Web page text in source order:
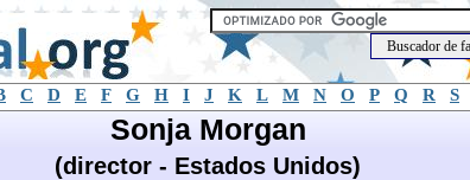
C D E F G H I J K L M N O P Q R S
Sonja Morgan
(director - Estados Unidos)